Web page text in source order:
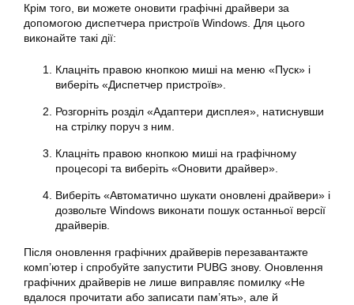
Крім того, ви можете оновити графічні драйвери за
допомогою диспетчера пристроїв Windows. Для цього
виконайте такі дії:
Клацніть правою кнопкою миші на меню «Пуск» і
виберіть «Диспетчер пристроїв».
Розгорніть розділ «Адаптери дисплея», натиснувши
на стрілку поруч з ним.
Клацніть правою кнопкою миші на графічному
процесорі та виберіть «Оновити драйвер».
Виберіть «Автоматично шукати оновлені драйвери» і
дозвольте Windows виконати пошук останньої версії
драйверів.
Після оновлення графічних драйверів перезавантажте
комп’ютер і спробуйте запустити PUBG знову. Оновлення
графічних драйверів не лише виправляє помилку «Не
вдалося прочитати або записати пам’ять», але й